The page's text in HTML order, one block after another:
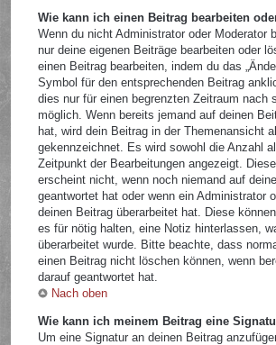
Wie kann ich einen Beitrag bearbeiten
Wenn du nicht Administrator oder Moderator
nur deine eigenen Beiträge bearbeiten oder
einen Beitrag bearbeiten, indem du das
Symbol für den entsprechenden Beitrag
dies nur für einen begrenzten Zeitraum nach
möglich. Wenn bereits jemand auf deinen
hat, wird dein Beitrag in der Themenansicht
gekennzeichnet. Es wird sowohl die Anzahl
Zeitpunkt der Bearbeitungen angezeigt.
erscheint nicht, wenn noch niemand auf
geantwortet hat oder wenn ein Administrator
deinen Beitrag überarbeitet hat. Diese
es für nötig halten, eine Notiz hinterlassen,
überarbeitet wurde. Bitte beachte, dass
einen Beitrag nicht löschen können, wenn
darauf geantwortet hat.
Nach oben
Wie kann ich meinem Beitrag eine
Um eine Signatur an deinen Beitrag